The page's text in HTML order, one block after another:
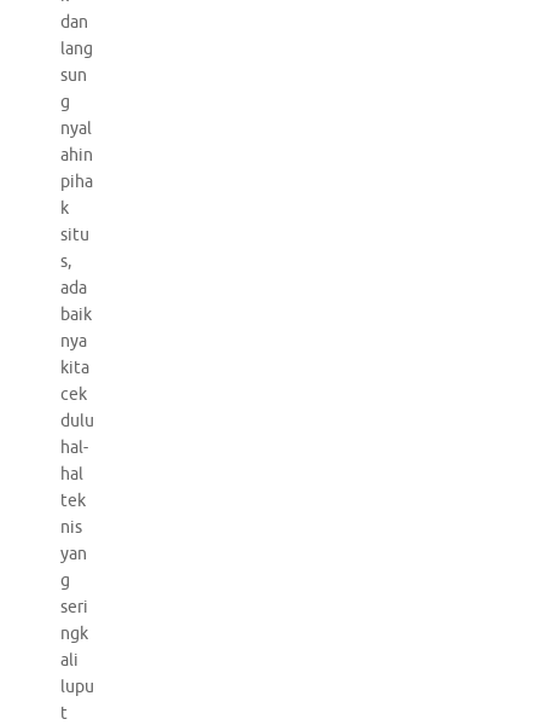
dan
lang
sun
g
nyal
ahin
piha
k
situ
s,
ada
baik
nya
kita
cek
dulu
hal-
hal
tek
nis
yan
g
seri
ngk
ali
lupu
t